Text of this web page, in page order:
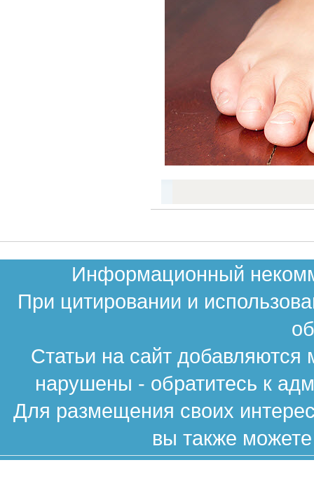
Информационный
При цитировании и
Статьи на сайт
нарушены - обратитесь к
Для размещения своих
вы также